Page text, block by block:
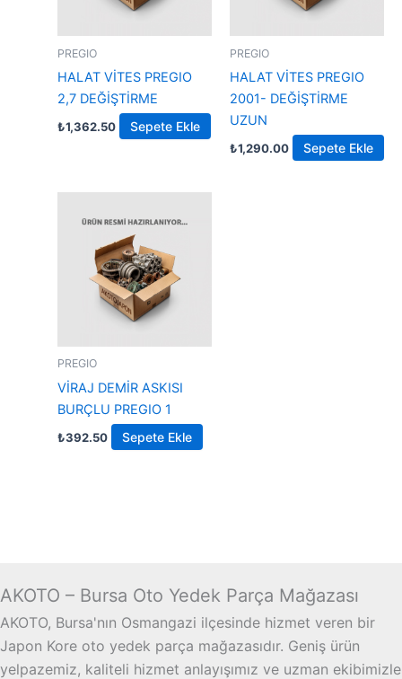
PREGIO
HALAT VİTES PREGIO
2,7 DEĞİŞTİRME
₺1,362.50 Sepete Ekle
PREGIO
HALAT VİTES PREGIO
2001- DEĞİŞTİRME
UZUN
₺1,290.00 Sepete Ekle
PREGIO
VİRAJ DEMİR ASKISI
BURÇLU PREGIO 1
₺392.50 Sepete Ekle
AKOTO – Bursa Oto Yedek Parça Mağazası
AKOTO, Bursa'nın Osmangazi ilçesinde hizmet veren bir
Japon Kore oto yedek parça mağazasıdır. Geniş ürün
yelpazemiz, kaliteli hizmet anlayışımız ve uzman ekibimizle